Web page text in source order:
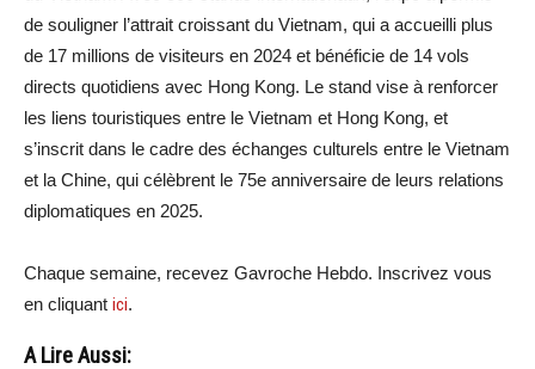
de souligner l’attrait croissant du Vietnam, qui a accueilli plus
de 17 millions de visiteurs en 2024 et bénéficie de 14 vols
directs quotidiens avec Hong Kong. Le stand vise à renforcer
les liens touristiques entre le Vietnam et Hong Kong, et
s’inscrit dans le cadre des échanges culturels entre le Vietnam
et la Chine, qui célèbrent le 75e anniversaire de leurs relations
diplomatiques en 2025.
Chaque semaine, recevez Gavroche Hebdo. Inscrivez vous
en cliquant ici.
A Lire Aussi: